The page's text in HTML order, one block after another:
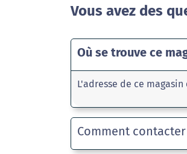
Vous avez des
Où se trouve ce
L'adresse de ce
Comment